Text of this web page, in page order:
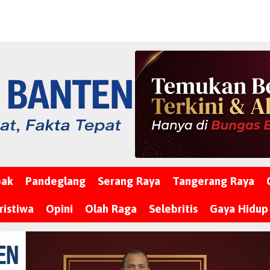
Pandeglang Serang Raya Tangerang Raya
Opini Olah Raga Selebritis Gaya Hidup